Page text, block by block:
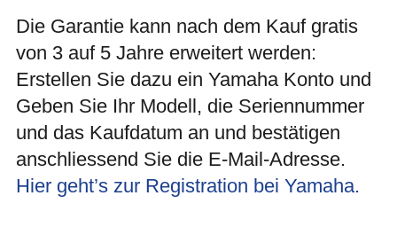
Die Garantie kann nach dem Kauf gratis
von 3 auf 5 Jahre erweitert werden:
Erstellen Sie dazu ein Yamaha Konto und
Geben Sie Ihr Modell, die Seriennummer
und das Kaufdatum an und bestätigen
anschliessend Sie die E-Mail-Adresse.
Hier geht’s zur Registration bei Yamaha.